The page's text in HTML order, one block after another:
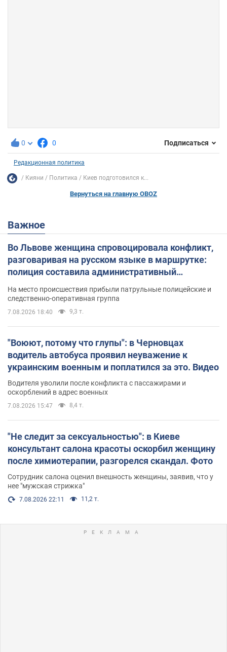
0 0 Подписаться
Редакционная политика
Кияни Политика Киев подготовился к...
Вернуться на главную OBOZ
Важное
Во Львове женщина спровоцировала конфликт,
разговаривая на русском языке в маршрутке:
полиция составила административный
На место происшествия прибыли патрульные полицейские и
следственно-оперативная группа
7.08.2026 18:40 9,3 т.
"Воюют, потому что глупы": в Черновцах
водитель автобуса проявил неуважение к
украинским военным и поплатился за это. Видео
Водителя уволили после конфликта с пассажирами и
оскорблений в адрес военных
7.08.2026 15:47 8,4 т.
"Не следит за сексуальностью": в Киеве
консультант салона красоты оскорбил женщину
после химиотерапии, разгорелся скандал. Фото
Сотрудник салона оценил внешность женщины, заявив, что у
нее "мужская стрижка"
7.08.2026 22:11 11,2 т.